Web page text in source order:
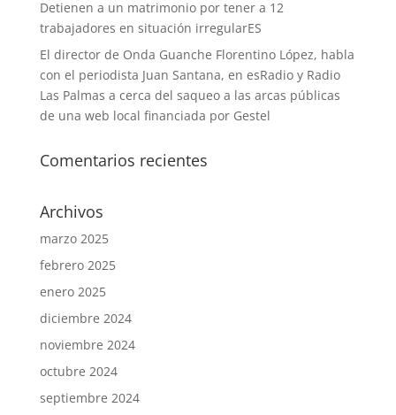
Detienen a un matrimonio por tener a 12
trabajadores en situación irregularES
El director de Onda Guanche Florentino López, habla
con el periodista Juan Santana, en esRadio y Radio
Las Palmas a cerca del saqueo a las arcas públicas
de una web local financiada por Gestel
Comentarios recientes
Archivos
marzo 2025
febrero 2025
enero 2025
diciembre 2024
noviembre 2024
octubre 2024
septiembre 2024